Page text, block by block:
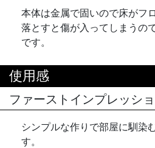
本体は金属で固いので床がフ
落とすと傷が入ってしまうの
です。
使用感
ファーストインプレッシ
シンプルな作りで部屋に馴染
す。